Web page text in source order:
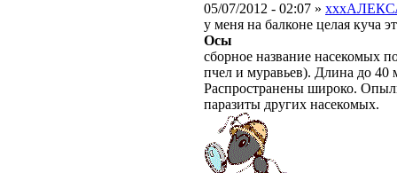
05/07/2012 - 02:07 »
у меня на балконе целая куча
Осы
сборное название насекомых
пчел и муравьев). Длина до
Распространены широко.
паразиты других насекомых.